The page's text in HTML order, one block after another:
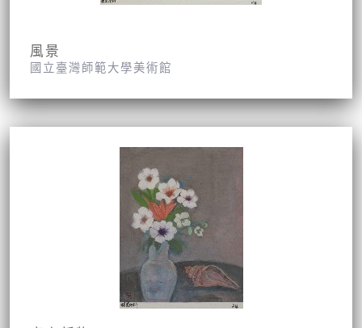
風景
國立臺灣師範大學美術館